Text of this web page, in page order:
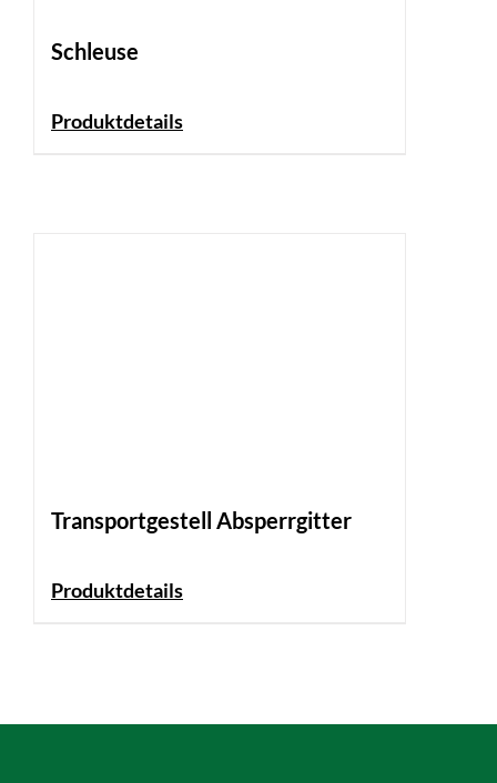
Schleuse
Produktdetails
Transportgestell Absperrgitter
Produktdetails